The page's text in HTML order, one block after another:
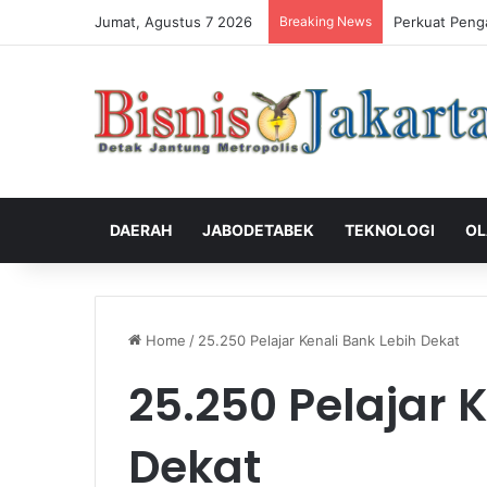
Jumat, Agustus 7 2026 Breaking News Perkuat
DAERAH JABODETABEK TEKNOLOGI
Home / 25.250 Pelajar Kenali Bank Lebih Dekat
25.250 Pelajar
Dekat